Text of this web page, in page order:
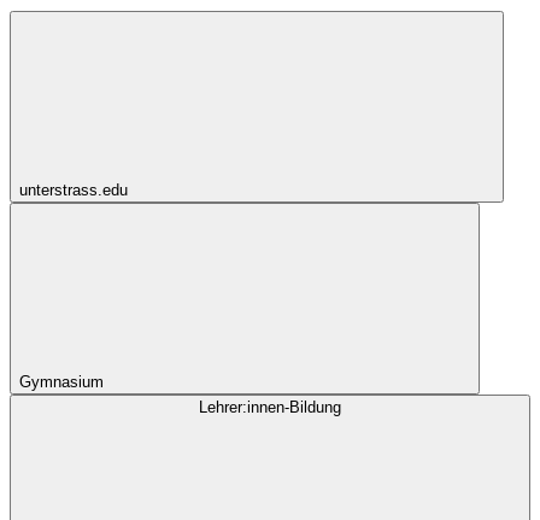
unterstrass.edu
Gymnasium